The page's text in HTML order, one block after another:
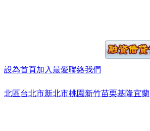
設為首頁加入最愛聯絡我們
北區台北市新北市桃園 新竹苗栗基隆宜蘭